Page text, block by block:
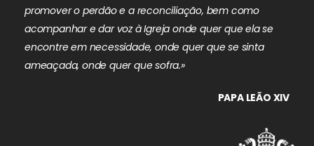
promover o perdão e a reconciliação, bem como
acompanhar e dar voz à Igreja onde quer que ela se
encontre em necessidade, onde quer que se sinta
ameaçada, onde quer que sofra.»
PAPA LEÃO XIV